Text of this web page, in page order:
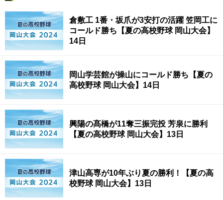
倉敷工 1番・坂爪が3安打の活躍 笠岡工に
コールド勝ち【夏の高校野球 岡山大会】
14日
岡山学芸館が操山にコールド勝ち【夏の
高校野球 岡山大会】14日
興陽の髙橋が11奪三振完投 芳泉に勝利
【夏の高校野球 岡山大会】13日
津山高専が10年ぶり夏の勝利！【夏の高
校野球 岡山大会】13日